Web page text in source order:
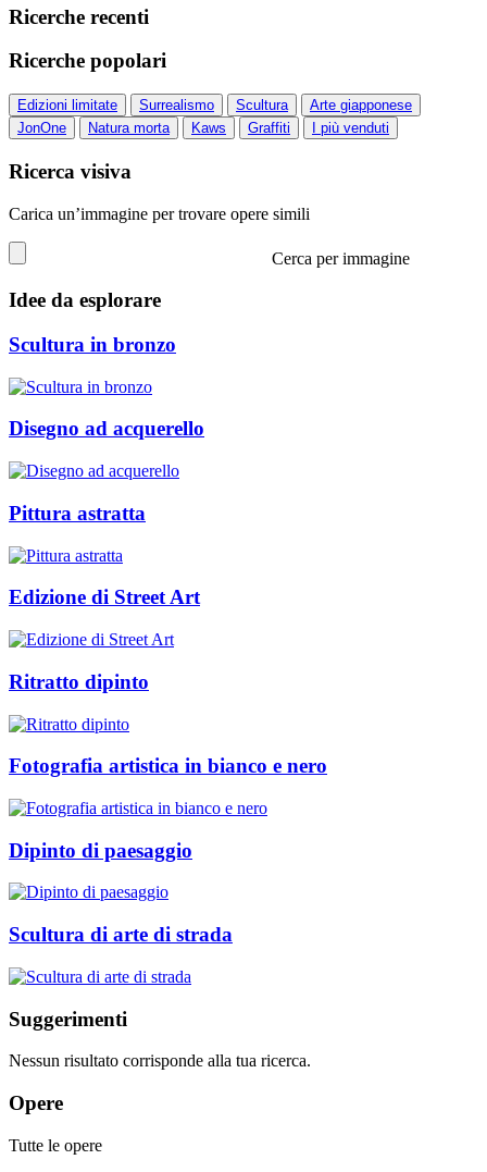
Ricerche recenti
Ricerche popolari
Edizioni limitate Surrealismo Scultura
Arte giapponese
JonOne
Natura morta Kaws Graffiti I più venduti
Ricerca visiva
Carica un’immagine per trovare opere simili
Cerca per immagine
Idee da esplorare
Scultura in bronzo
Disegno ad acquerello
Pittura astratta
Edizione di Street Art
Ritratto dipinto
Fotografia artistica in bianco e nero
Dipinto di paesaggio
Scultura di arte di strada
Suggerimenti
Nessun risultato corrisponde alla tua ricerca.
Opere
Tutte le opere